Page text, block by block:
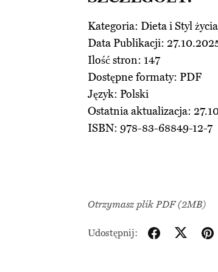
Kategoria: Dieta i Styl życia
Data Publikacji:
Ilość stron: 147
Dostępne formaty: PDF
Język: Polski
Ostatnia aktualizacja:
ISBN: 978-83-68849-12-7
Otrzymasz plik PDF(2MB)
Udostępnij: